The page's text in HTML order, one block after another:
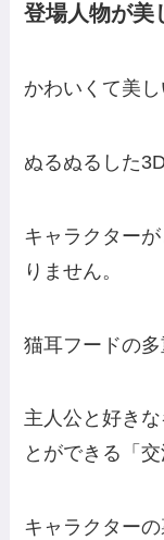
登場人物が美
かわいくて美し
ぬるぬるした
キャラクター
りません。
猫耳フードの多
主人公と好き
とができる「
キャラクター